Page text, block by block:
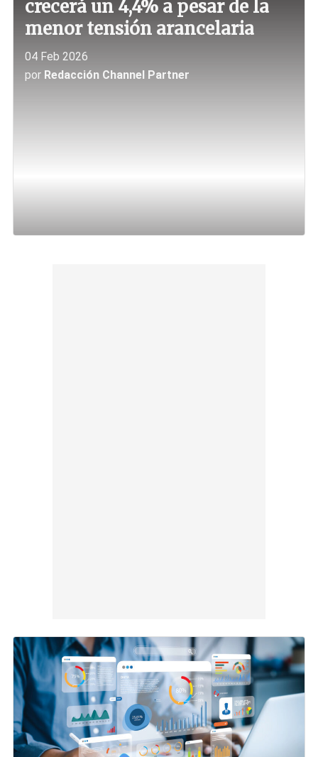
crecerá un 4,4% a pesar de la
menor tensión arancelaria
04 Feb 2026
por Redacción Channel Partner